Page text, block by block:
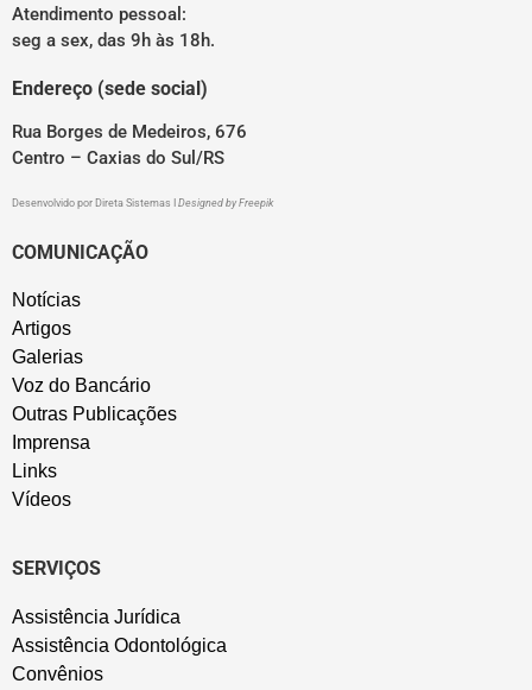
Atendimento pessoal:
seg a sex, das 9h às 18h.
Endereço (sede social)
Rua Borges de Medeiros, 676
Centro – Caxias do Sul/RS
Desenvolvido por Direta Sistemas Designed by Freepik
COMUNICAÇÃO
Notícias
Artigos
Galerias
Voz do Bancário
Outras Publicações
Imprensa
Links
Vídeos
SERVIÇOS
Assistência Jurídica
Assistência Odontológica
Convênios